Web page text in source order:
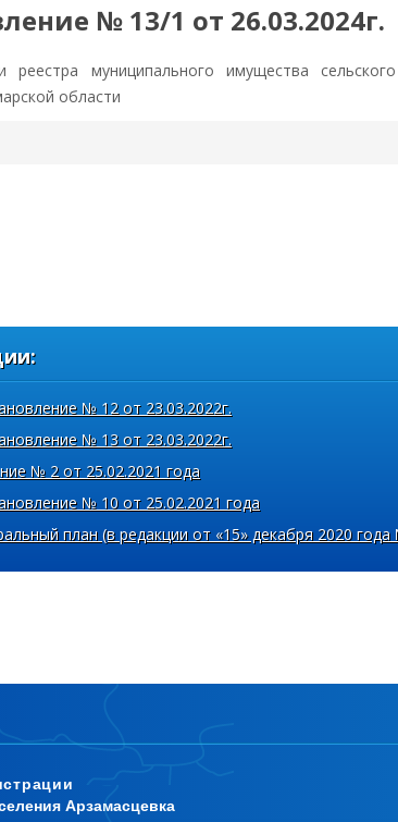
№ 13/1 от 26.03.2024г.
реестра муниципального имущества
области
№ 12 от 23.03.2022г.
№ 13 от 23.03.2022г.
№ 2 от 25.02.2021 года
№ 10 от 25.02.2021 года
план (в редакции от «15» декабря 2020